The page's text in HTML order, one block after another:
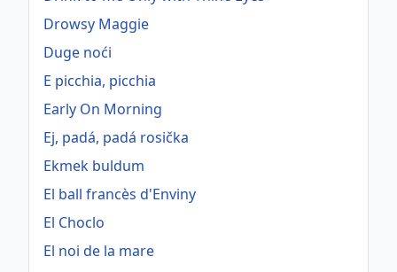
Drowsy Maggie
Duge noći
E picchia, picchia
Early On Morning
Ej, padá, padá rosička
Ekmek buldum
El ball francès d'Enviny
El Choclo
El noi de la mare